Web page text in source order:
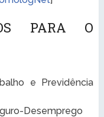
PARA O
e Previdência
Desemprego